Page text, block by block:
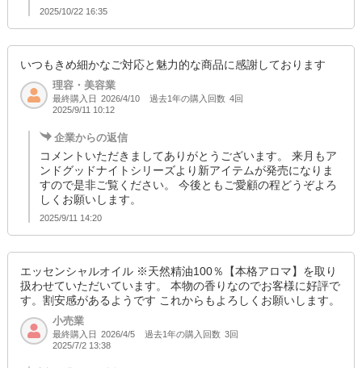
2025/10/22 16:35
いつもきめ細かなご対応と魅力的な商品に感謝しております
理容・美容業
最終購入日 2026/4/10 過去1年の購入回数 4回
2025/9/11 10:12
企業からの返信
コメントいただきましてありがとうございます。 来月もア
ンドグッドナイトシリーズより新アイテムが発売になりま
すので是非ご覧ください。 今後ともご愛顧の程どうぞよろ
しくお願いします。
2025/9/11 14:20
エッセンシャルオイル ※天然精油100％【本格アロマ】を取り
扱わせていただいています。 本物の香りなのでお客様に好評で
す。割安感があるようです これからもよろしくお願いします。
小売業
最終購入日 2026/4/5 過去1年の購入回数 3回
2025/7/2 13:38